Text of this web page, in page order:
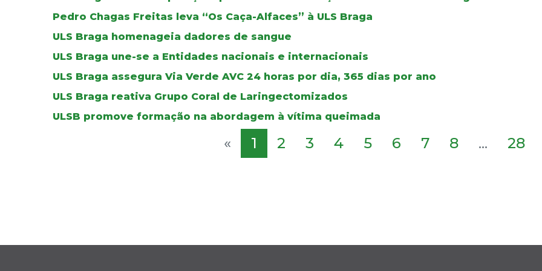
Pedro Chagas Freitas leva “Os Caça-Alfaces” à ULS Braga
ULS Braga homenageia dadores de sangue
ULS Braga une-se a Entidades nacionais e internacionais
ULS Braga assegura Via Verde AVC 24 horas por dia, 365 dias por ano
ULS Braga reativa Grupo Coral de Laringectomizados
ULSB promove formação na abordagem à vítima queimada
« 1 2 3 4 5 6 7 8 ... 28